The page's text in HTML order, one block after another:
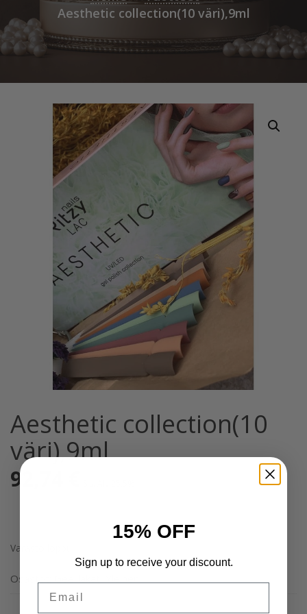
Aesthetic collection(10 väri),9ml
Aesthetic collection(10
väri),9ml
92,74
Varasto loppu
Osastot:
15% OFF
Sign up to receive your discount.